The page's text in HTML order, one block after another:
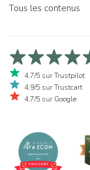
Tous les contenus
4,7/5 sur Trustpilot
4,9/5 sur Trustcart
4,7/5 sur Google